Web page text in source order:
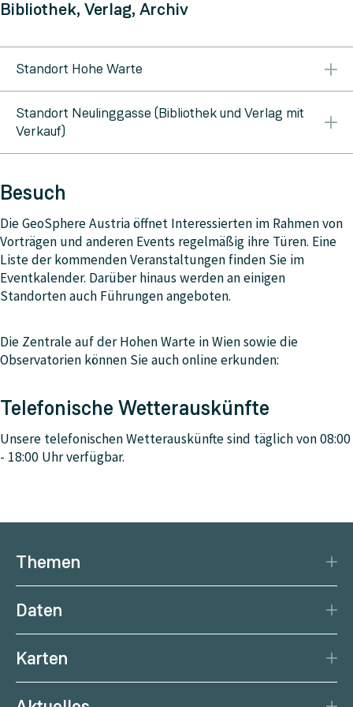
Bibliothek, Verlag, Archiv
Standort Hohe Warte
bibliothek@geosphere.atKatalog
Standort Neulinggasse (Bibliothek und Verlag mit
Verkauf)
während der Urlaubszeiten E-Mail:
bibliothek@geosphere.at Katalog
Besuch
Die GeoSphere Austria öffnet Interessierten im Rahmen von
Vorträgen und anderen Events regelmäßig ihre Türen. Eine
Liste der kommenden Veranstaltungen finden Sie im
Eventkalender. Darüber hinaus werden an einigen
Standorten auch Führungen angeboten.
Die Zentrale auf der Hohen Warte in Wien sowie die
Observatorien können Sie auch online erkunden:
Telefonische Wetterauskünfte
Unsere telefonischen Wetterauskünfte sind täglich von 08:00
- 18:00 Uhr verfügbar.
Themen
Klima
Daten
Datenzentrum
Karten